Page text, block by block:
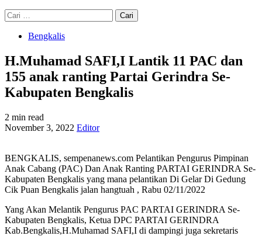
Cari
untuk:
Bengkalis
H.Muhamad SAFI,I Lantik 11 PAC dan
155 anak ranting Partai Gerindra Se-
Kabupaten Bengkalis
2 min read
November 3, 2022 Editor
BENGKALIS, sempenanews.com Pelantikan Pengurus Pimpinan
Anak Cabang (PAC) Dan Anak Ranting PARTAI GERINDRA Se-
Kabupaten Bengkalis yang mana pelantikan Di Gelar Di Gedung
Cik Puan Bengkalis jalan hangtuah , Rabu 02/11/2022
Yang Akan Melantik Pengurus PAC PARTAI GERINDRA Se-
Kabupaten Bengkalis, Ketua DPC PARTAI GERINDRA
Kab.Bengkalis,H.Muhamad SAFI,I di dampingi juga sekretaris